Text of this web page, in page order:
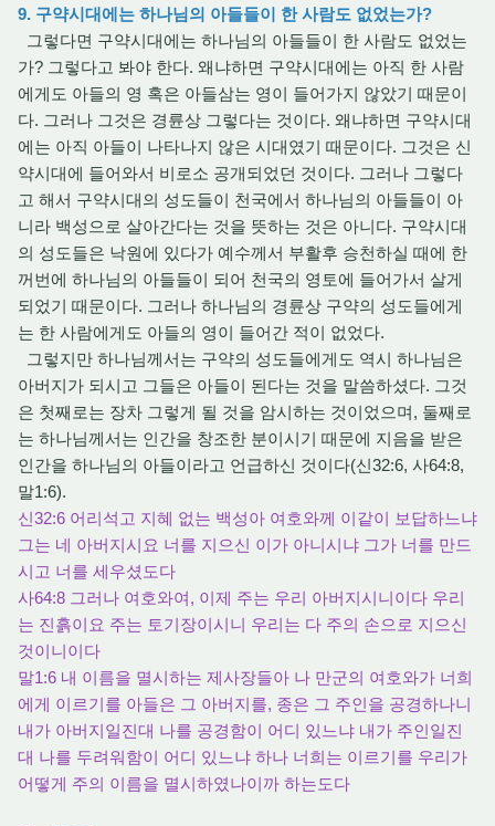
9. 구약시대에는 하나님의 아들들이 한 사람도 없었는가?
그렇다면 구약시대에는 하나님의 아들들이 한 사람도 없었는
가? 그렇다고 봐야 한다. 왜냐하면 구약시대에는 아직 한 사람
에게도 아들의 영 혹은 아들삼는 영이 들어가지 않았기 때문이
다. 그러나 그것은 경륜상 그렇다는 것이다. 왜냐하면 구약시대
에는 아직 아들이 나타나지 않은 시대였기 때문이다. 그것은 신
약시대에 들어와서 비로소 공개되었던 것이다. 그러나 그렇다
고 해서 구약시대의 성도들이 천국에서 하나님의 아들들이 아
니라 백성으로 살아간다는 것을 뜻하는 것은 아니다. 구약시대
의 성도들은 낙원에 있다가 예수께서 부활후 승천하실 때에 한
꺼번에 하나님의 아들들이 되어 천국의 영토에 들어가서 살게
되었기 때문이다. 그러나 하나님의 경륜상 구약의 성도들에게
는 한 사람에게도 아들의 영이 들어간 적이 없었다.
그렇지만 하나님께서는 구약의 성도들에게도 역시 하나님은
아버지가 되시고 그들은 아들이 된다는 것을 말씀하셨다. 그것
은 첫째로는 장차 그렇게 될 것을 암시하는 것이었으며, 둘째로
는 하나님께서는 인간을 창조한 분이시기 때문에 지음을 받은
인간을 하나님의 아들이라고 언급하신 것이다(신32:6, 사64:8,
말1:6).
신32:6 어리석고 지혜 없는 백성아 여호와께 이같이 보답하느냐
그는 네 아버지시요 너를 지으신 이가 아니시냐 그가 너를 만드
시고 너를 세우셨도다
사64:8 그러나 여호와여, 이제 주는 우리 아버지시니이다 우리
는 진흙이요 주는 토기장이시니 우리는 다 주의 손으로 지으신
것이니이다
말1:6 내 이름을 멸시하는 제사장들아 나 만군의 여호와가 너희
에게 이르기를 아들은 그 아버지를, 종은 그 주인을 공경하나니
내가 아버지일진대 나를 공경함이 어디 있느냐 내가 주인일진
대 나를 두려워함이 어디 있느냐 하나 너희는 이르기를 우리가
어떻게 주의 이름을 멸시하였나이까 하는도다